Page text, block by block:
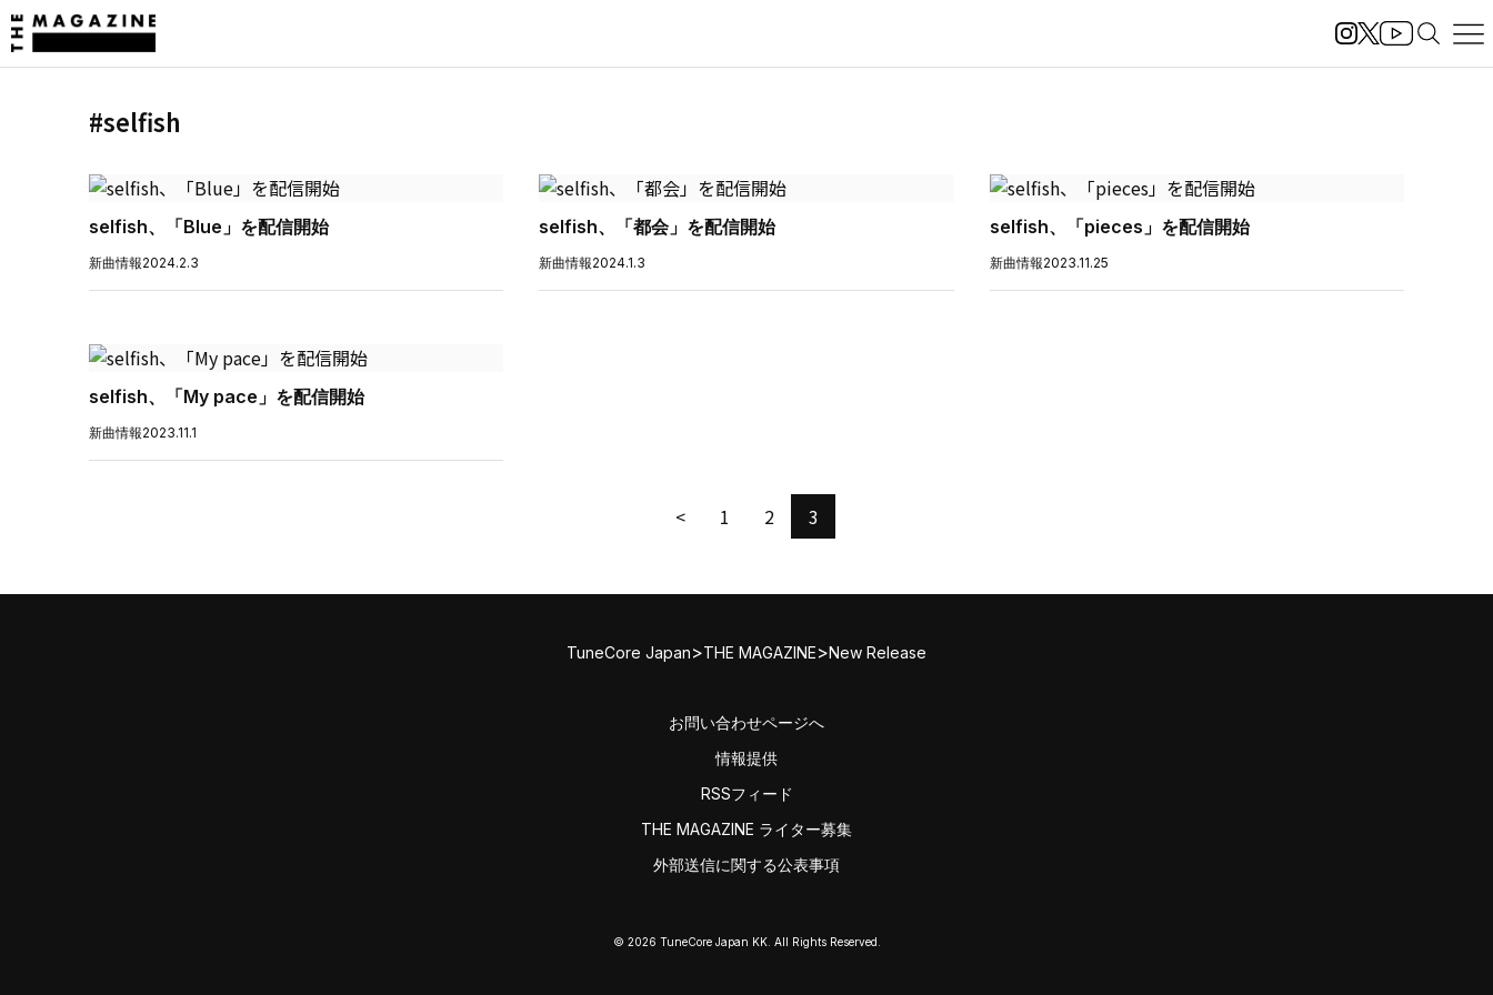
#selfish
selfish、「Blue」を配信開始
新曲情報2024.2.3
selfish、「都会」を配信開始
新曲情報2024.1.3
selfish、「pieces」を配信開始
新曲情報2023.11.25
selfish、「My pace」を配信開始
新曲情報2023.11.1
< 1 2 3
TuneCore Japan>THE MAGAZINE>New Release
お問い合わせページへ
情報提供
RSSフィード
THE MAGAZINE ライター募集
外部送信に関する公表事項
© 2026 TuneCore Japan KK. All Rights Reserved.